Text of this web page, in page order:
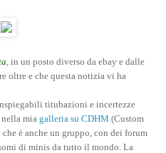
, in un posto diverso da ebay e dalle
oltre e che questa notizia vi ha
titubazioni e incertezze
mia galleria su CDHM (Custom
che è anche un gruppo, con dei forum
di minis da tutto il mondo. La